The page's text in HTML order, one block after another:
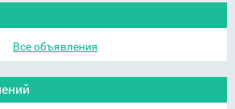
Все объявления